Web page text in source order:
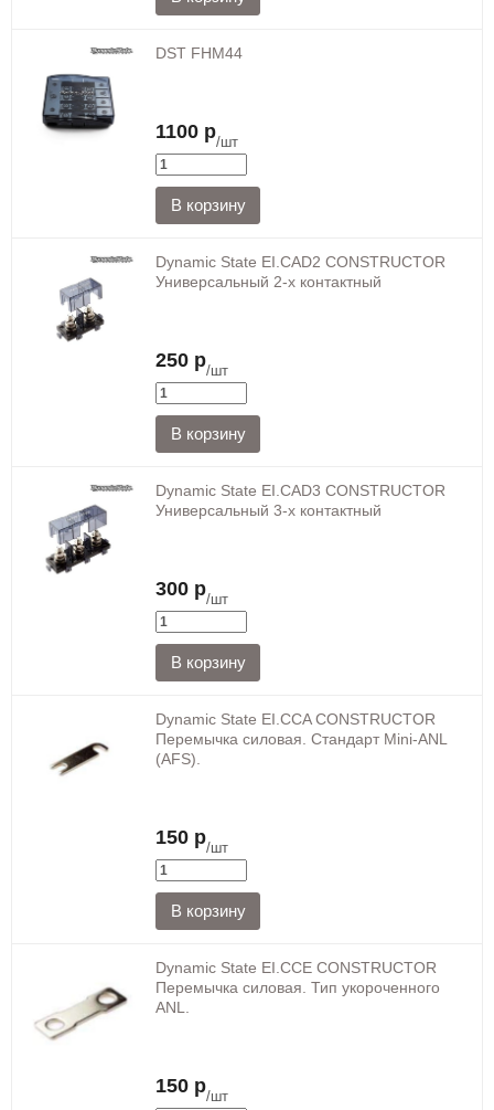
DST FHM44
1100 р/шт
Dynamic State EI.CAD2 CONSTRUCTOR
Универсальный 2-х контактный
250 р/шт
Dynamic State EI.CAD3 CONSTRUCTOR
Универсальный 3-х контактный
300 р/шт
Dynamic State EI.CCA CONSTRUCTOR
Перемычка силовая. Стандарт Mini-ANL
(AFS).
150 р/шт
Dynamic State EI.CCE CONSTRUCTOR
Перемычка силовая. Тип укороченного
ANL.
150 р/шт